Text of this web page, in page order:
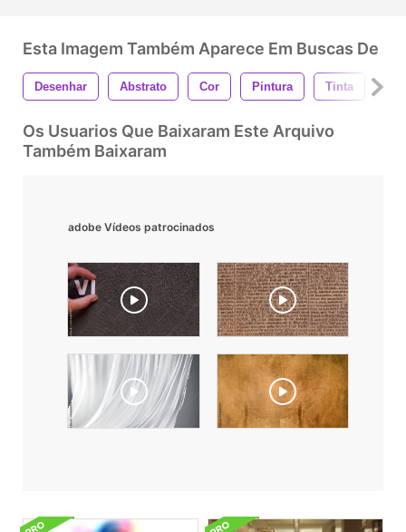
Esta Imagem Também Aparece Em Buscas De
Desenhar Abstrato Cor Pintura Tinta
Os Usuarios Que Baixaram Este Arquivo
Também Baixaram
adobe Vídeos patrocinados